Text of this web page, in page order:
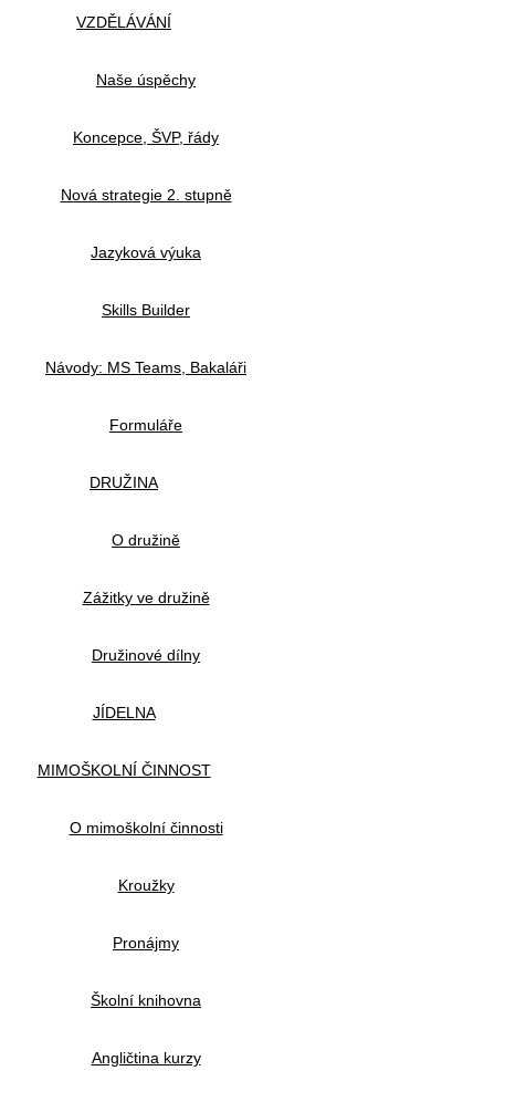
VZDĚLÁVÁNÍ
Naše úspěchy
Koncepce, ŠVP, řády
Nová strategie 2. stupně
Jazyková výuka
Skills Builder
Návody: MS Teams, Bakaláři
Formuláře
DRUŽINA
O družině
Zážitky ve družině
Družinové dílny
JÍDELNA
MIMOŠKOLNÍ ČINNOST
O mimoškolní činnosti
Kroužky
Pronájmy
Školní knihovna
Angličtina kurzy